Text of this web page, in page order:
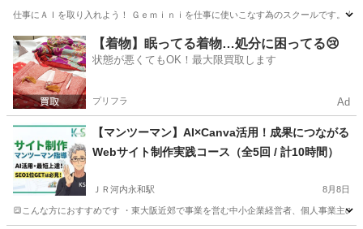
仕事にＡＩを取り入れよう！ Ｇｅｍｉｎｉを仕事に使いこなす為のスクールです。
大阪 大阪市 パソコン 個人
【着物】眠ってる着物…処分に困ってる😢
状態が悪くてもOK！最大限買取します
プリフラ Ad
【マンツーマン】AI×Canva活用！成果につながる
Webサイト制作実践コース（全5回 / 計10時間）
ＪＲ河内永和駅 8月8日
🔳こんな方におすすめです ・東大阪近郊で事業を営む中小企業経営者、個人事業主